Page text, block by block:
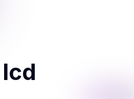
lcd